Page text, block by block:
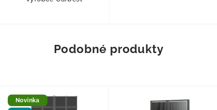
Podobné produkty
Novinka